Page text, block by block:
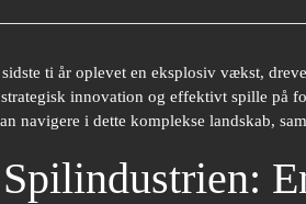
ti år oplevet en eksplosiv vækst,
innovation og effektivt spille på
navigere i dette komplekse landskab,